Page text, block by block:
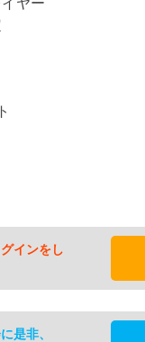
ヤー
インをし
是非、